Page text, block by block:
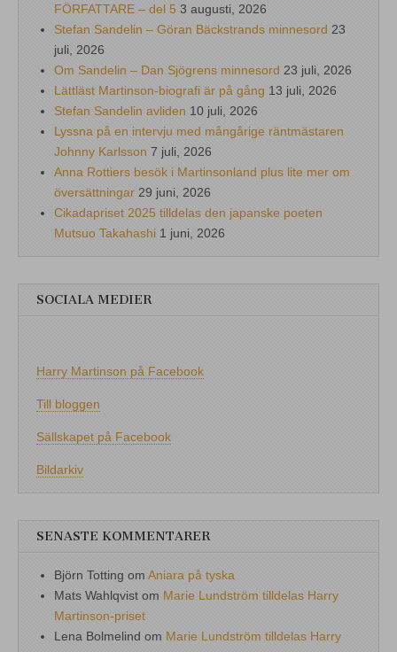
FÖRFATTARE – del 5 3 augusti, 2026
Stefan Sandelin – Göran Bäckstrands minnesord 23
juli, 2026
Om Sandelin – Dan Sjögrens minnesord 23 juli, 2026
Lättläst Martinson-biografi är på gång 13 juli, 2026
Stefan Sandelin avliden 10 juli, 2026
Lyssna på en intervju med mångårige räntmästaren
Johnny Karlsson 7 juli, 2026
Anna Rottiers besök i Martinsonland plus lite mer om
översättningar 29 juni, 2026
Cikadapriset 2025 tilldelas den japanske poeten
Mutsuo Takahashi 1 juni, 2026
SOCIALA MEDIER
Harry Martinson på Facebook
Till bloggen
Sällskapet på Facebook
Bildarkiv
SENASTE KOMMENTARER
Björn Totting om Aniara på tyska
Mats Wahlqvist om Marie Lundström tilldelas Harry
Martinson-priset
Lena Bolmelind om Marie Lundström tilldelas Harry